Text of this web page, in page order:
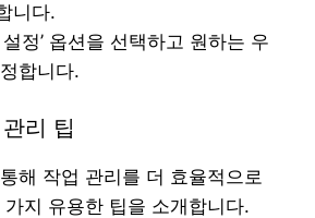
니다.
설정’ 옵션을 선택하고 원하는 우
합니다.
리 팁
해 작업 관리를 더 효율적으로
지 유용한 팁을 소개합니다.